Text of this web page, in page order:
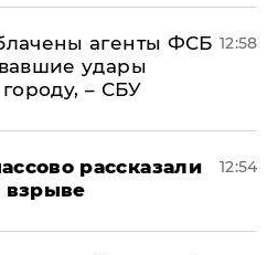
агенты ФСБ
удары
– СБУ
12:58
рассказали
взрыве
12:54